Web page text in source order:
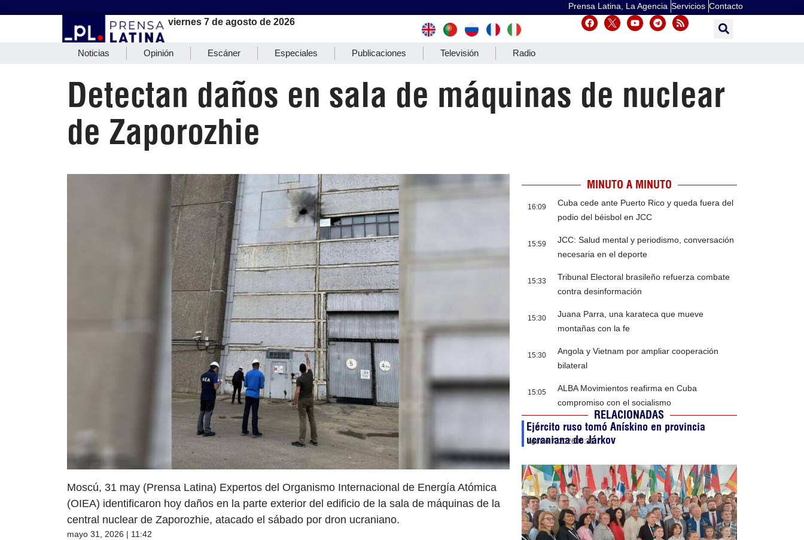
Prensa Latina, La Agencia Servicios Contacto
viernes 7 de agosto de 2026
Noticias Opinión Escáner Especiales Publicaciones Televisión Radio
Detectan daños en sala de máquinas de nuclear
de Zaporozhie
Moscú, 31 may (Prensa Latina) Expertos del Organismo Internacional de Energía Atómica
(OIEA) identificaron hoy daños en la parte exterior del edificio de la sala de máquinas de la
central nuclear de Zaporozhie, atacado el sábado por dron ucraniano.
mayo 31, 2026 | 11:42
MINUTO A MINUTO
16:09
Cuba cede ante Puerto Rico y queda fuera del
podio del béisbol en JCC
15:59
JCC: Salud mental y periodismo, conversación
necesaria en el deporte
15:33
Tribunal Electoral brasileño refuerza combate
contra desinformación
15:30
Juana Parra, una karateca que mueve
montañas con la fe
15:30
Angola y Vietnam por ampliar cooperación
bilateral
15:05
ALBA Movimientos reafirma en Cuba
compromiso con el socialismo
RELACIONADAS
Ejército ruso tomó Anískino en provincia
ucraniana de Járkov
agosto 7, 202606:31